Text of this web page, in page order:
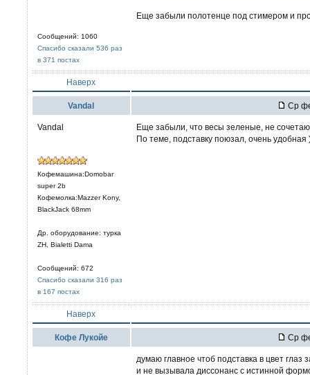
Сообщений: 1060
Спасибо сказали 536 раз
в 371 постах
Еще забыли полотенце под стимером и
Наверх
Vandal Ср
Vandal
Кофемашина:Domobar
super 2b
Кофемолка:Mazzer Kony,
BlackJack 68mm
Др. оборудование: турка
ZH, Bialetti Dama
Сообщений: 672
Спасибо сказали 316 раз
в 167 постах
Еще забыли, что весы зеленые, не
По теме, подставку поюзал, очень удобная
Наверх
Кофе Лукойе Ср
думаю главное чтоб подставка в цвет глаз
и не вызывала диссонанс с истинной